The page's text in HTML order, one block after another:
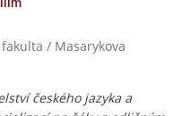
/ Masarykova
českého jazyka a